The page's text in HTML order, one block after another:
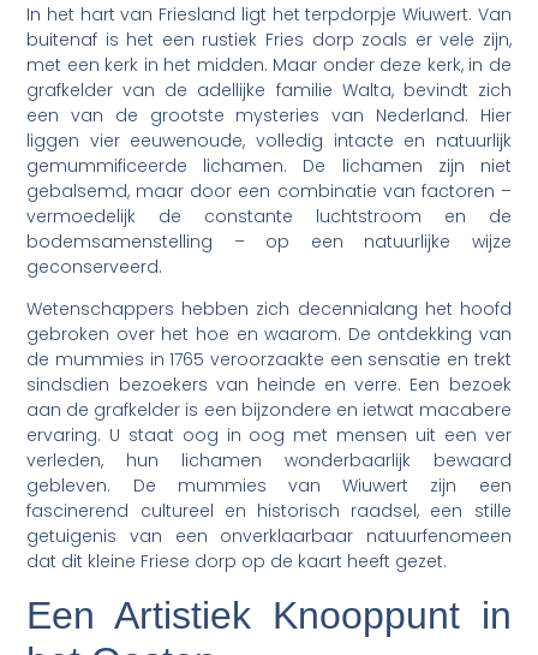
In het hart van Friesland ligt het terpdorpje Wiuwert. Van
buitenaf is het een rustiek Fries dorp zoals er vele zijn,
met een kerk in het midden. Maar onder deze kerk, in de
grafkelder van de adellijke familie Walta, bevindt zich
een van de grootste mysteries van Nederland. Hier
liggen vier eeuwenoude, volledig intacte en natuurlijk
gemummificeerde lichamen. De lichamen zijn niet
gebalsemd, maar door een combinatie van factoren –
vermoedelijk de constante luchtstroom en de
bodemsamenstelling – op een natuurlijke wijze
geconserveerd.
Wetenschappers hebben zich decennialang het hoofd
gebroken over het hoe en waarom. De ontdekking van
de mummies in 1765 veroorzaakte een sensatie en trekt
sindsdien bezoekers van heinde en verre. Een bezoek
aan de grafkelder is een bijzondere en ietwat macabere
ervaring. U staat oog in oog met mensen uit een ver
verleden, hun lichamen wonderbaarlijk bewaard
gebleven. De mummies van Wiuwert zijn een
fascinerend cultureel en historisch raadsel, een stille
getuigenis van een onverklaarbaar natuurfenomeen
dat dit kleine Friese dorp op de kaart heeft gezet.
Een Artistiek Knooppunt in